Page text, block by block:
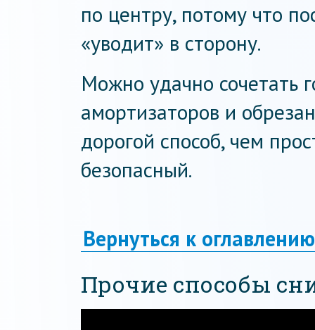
по центру, потому что
«уводит» в сторону.
Можно удачно сочетать
амортизаторов и
дорогой способ, чем
безопасный.
Вернуться к оглавлению
Прочие способы